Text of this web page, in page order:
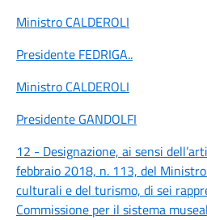
Ministro CALDEROLI
Presidente FEDRIGA..
Ministro CALDEROLI
Presidente GANDOLFI
12 - Designazione, ai sensi
febbraio 2018, n. 113, del
culturali e del turismo, di sei
Commissione per il sistema